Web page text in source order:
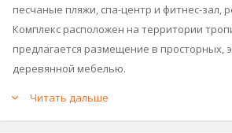
песчаные пляжи, спа-центр и фитнес-зал,
Комплекс расположен на территории
предлагается размещение в просторных,
деревянной мебелью.
Курорт состоит из трех зон: главный
Dream Island и Romance Island.
Читать дальше